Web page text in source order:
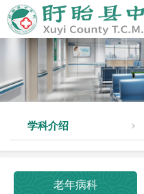
学科介绍
老年病科